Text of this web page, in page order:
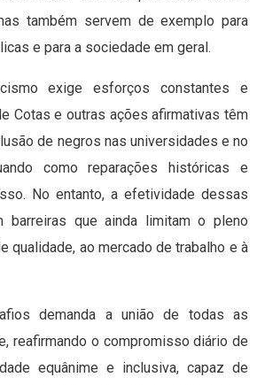
também servem de exemplo para
e para a sociedade em geral.
exige esforços constantes e
Cotas e outras ações afirmativas têm
de negros nas universidades e no
como reparações históricas e
No entanto, a efetividade dessas
barreiras que ainda limitam o pleno
qualidade, ao mercado de trabalho e à
demanda a união de todas as
reafirmando o compromisso diário de
equânime e inclusiva, capaz de